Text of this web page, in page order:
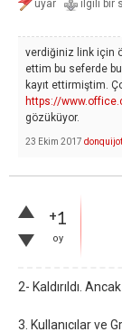
verdiğiniz link için
ettim bu seferde
kayıt ettirmiştim.
https://
gözüküyor.
23 Ekim 2017
+1
oy
2- Kaldırıldı.
3. Kullanıcılar ve